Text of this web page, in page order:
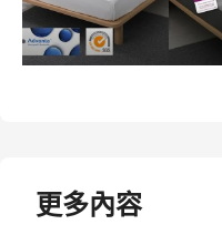
更多內容